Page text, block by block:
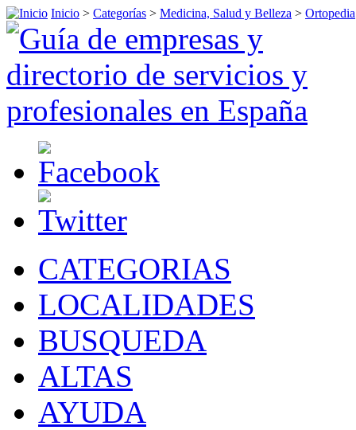
Inicio > Categorías > Medicina, Salud y Belleza > Ortopedia
CATEGORIAS
LOCALIDADES
BUSQUEDA
ALTAS
AYUDA